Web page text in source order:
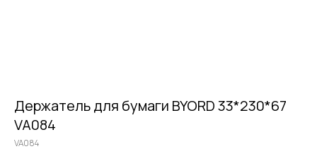
Держатель для бумаги BYORD 33*230*67
VA084
VA084